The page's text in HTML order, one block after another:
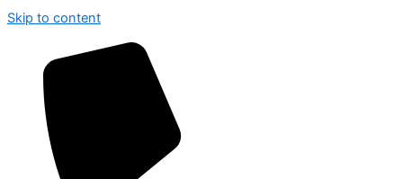
Skip to content